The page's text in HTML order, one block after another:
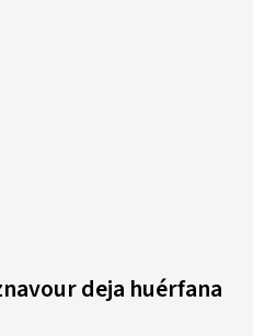
deja huérfana